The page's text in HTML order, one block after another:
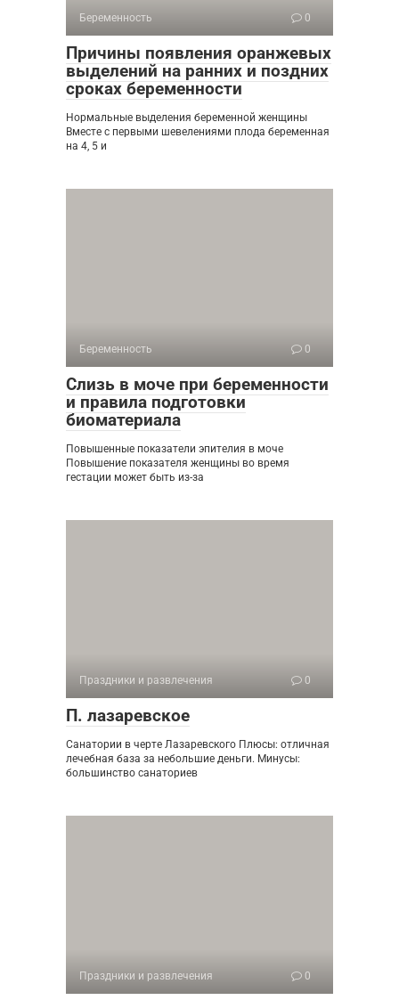
Беременность 0
Причины появления оранжевых
выделений на ранних и поздних
сроках беременности
Нормальные выделения беременной женщины
Вместе с первыми шевелениями плода беременная
на 4, 5 и
Беременность 0
Слизь в моче при беременности
и правила подготовки
биоматериала
Повышенные показатели эпителия в моче
Повышение показателя женщины во время
гестации может быть из-за
Праздники и развлечения 0
П. лазаревское
Санатории в черте Лазаревского Плюсы: отличная
лечебная база за небольшие деньги. Минусы:
большинство санаториев
Праздники и развлечения 0